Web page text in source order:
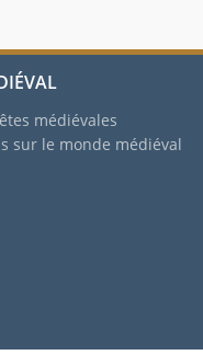
médiévales
sur le monde médiéval